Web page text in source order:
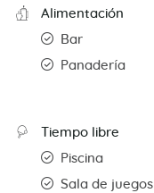
Alimentación
Bar
Panadería
Tiempo libre
Piscina
Sala de juegos